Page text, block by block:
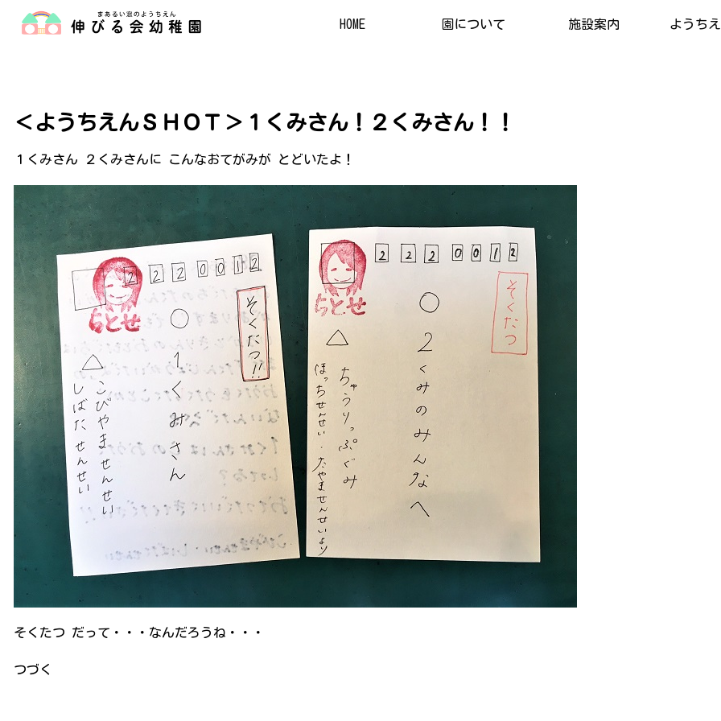
HOME 園について 施設案内 ようちえ
＜ようちえんＳＨＯＴ＞１くみさん！２くみさん！！
１くみさん ２くみさんに こんなおてがみが とどいたよ！
そくたつ だって・・・なんだろうね・・・
つづく